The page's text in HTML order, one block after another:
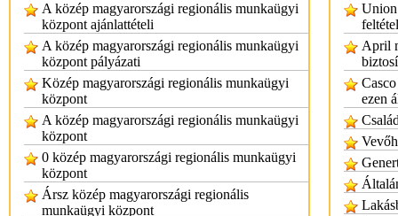
A közép magyarországi regionális munkaügyi
központ ajánlattételi
A közép magyarországi regionális munkaügyi
központ pályázati
Közép magyarországi regionális munkaügyi
központ
A közép magyarországi regionális munkaügyi
központ
0 közép magyarországi regionális munkaügyi
központ
Ársz közép magyarországi regionális
munkaügyi központ
Union
April
ezen